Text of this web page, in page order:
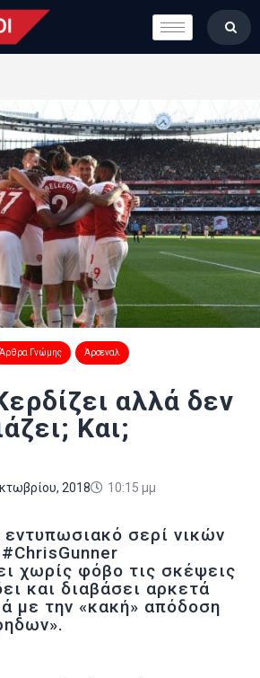
Άρθρα Γνώμης Άρσεναλ
αλλά δεν
Και;
2018 10:15 μμ
σερί νικών
χωρίς φόβο τις σκέψεις
και διαβάσει αρκετά
με την «κακή» απόδοση